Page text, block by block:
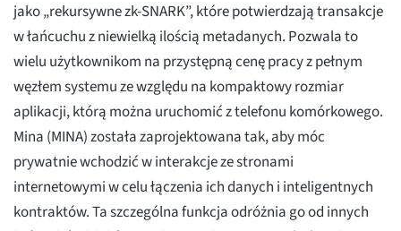
jako „rekursywne zk-SNARK”, które potwierdzają transakcje
w łańcuchu z niewielką ilością metadanych. Pozwala to
wielu użytkownikom na przystępną cenę pracy z pełnym
węzłem systemu ze względu na kompaktowy rozmiar
aplikacji, którą można uruchomić z telefonu komórkowego.
Mina (MINA) została zaprojektowana tak, aby móc
prywatnie wchodzić w interakcje ze stronami
internetowymi w celu łączenia ich danych i inteligentnych
kontraktów. Ta szczególna funkcja odróżnia go od innych